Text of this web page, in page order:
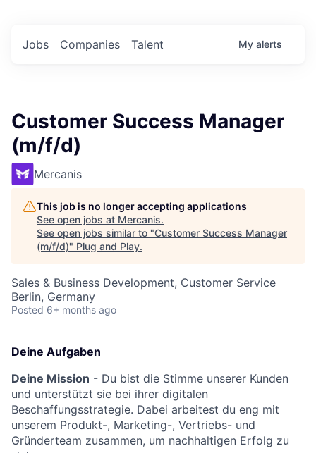
Jobs Companies Talent My alerts
Customer Success Manager
(m/f/d)
Mercanis
This job is no longer accepting applications
See open jobs at Mercanis.
See open jobs similar to "Customer Success Manager
(m/f/d)" Plug and Play.
Sales & Business Development, Customer Service
Berlin, Germany
Posted 6+ months ago
Deine Aufgaben
Deine Mission - Du bist die Stimme unserer Kunden
und unterstützt sie bei ihrer digitalen
Beschaffungsstrategie. Dabei arbeitest du eng mit
unserem Produkt-, Marketing-, Vertriebs- und
Gründerteam zusammen, um nachhaltigen Erfolg zu